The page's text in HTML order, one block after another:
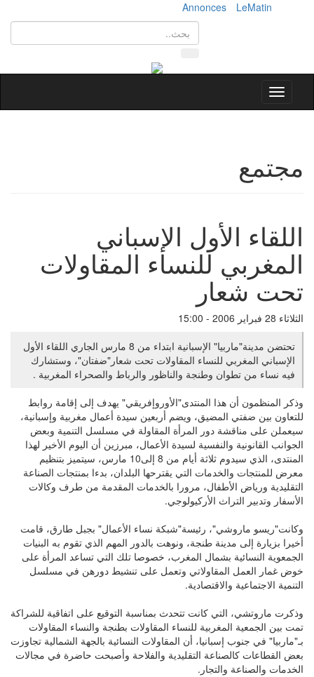
LeMatin
Annonces
Toggle
navigation
مجتمع
اللقاء الأول الإسباني
المغربي للنساء المقاولات
تحت شعار
الثلاثاء 28 فبراير 2006 - 15:00
تحتضن مدينة"ماربيا" الإسبانية ابتداء من 8 مارس الجاري اللقاء الأول
الإسباني المغربي للنساء المقاولات تحت شعار"ضفتان"، وستشارك
فيه نساء من تطوان وطنجة والناظور والرباط والصحراء المغربية .
وذكر المنظمون أن هذا المنتدى"الأوروإفريقي" يهدف إلى إقامة روابط
للتعاون بين ضفتي المضيق، ويضم أربعين سيدة أعمال مغربية وإسبانية،
سيعملن على مناقشة دور المرأة المقاولة في مسلسل التنمية وبعض
الجوانب القانونية والنفسية لسيدة الأعمال، مبرزين أن اليوم الأخير لهذا
المنتدى، الذي سيدوم ثلاثة أيام من 8 إلى10 مارس، سيتميز بتنظيم
معرض للمنتجات والخدمات التي يقترحها البلدان، بدءا بمنتجات الصناعة
التقليدية ورياض الأطفال، مرورا بالخدمات المقدمة من طرف وكالات
الأسفار وتدبير التراث الأركيولوجي.
وكانت"ريسو ماروشي"، رئيسة"شبكة نساء الأعمال" بجبل طارق، قامت
أخيرا بزيارة إلى مدينة طنجة، ونوهت بالدور المهم الذي تقوم به البنيات
الجمعوية النسائية بشمال المغرب، خصوصا تلك التي تساعد المرأة على
خوض غمار العمل المقاولاتي وتعمل على تنشيط دورهن في مسلسل
التنمية الاجتماعية والاقتصادية.
وذكرت ماروتشي، التي كانت تتحدث بمناسبة التوقيع على اتفاقية للشراكة
تمت بين الجمعية المغربية للنساء المقاولات بطنجة والنساء المقاولات
بـ"ماربيا" في جنوب إسبانيا، أن المقاولات النسائية بالجهة الشمالية تجاوزت
بعض القطاعات كالصناعة التقليدية والفلاحة وأصبحت حاضرة في مجالات
الخدمات والصناعة والتجار.